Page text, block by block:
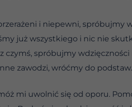
i niepewni, spróbujmy
już wszystkiego i nic nie
czymś, spróbujmy wdzięczności
zawodzi, wróćmy do
mi uwolnić się od oporu.